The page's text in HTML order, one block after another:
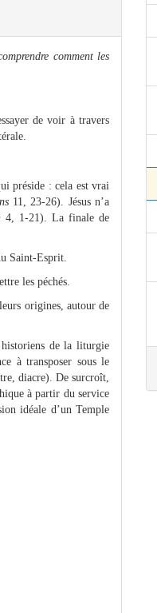
comment les
de voir à travers
préside : cela est vrai
11, 23-26). Jésus n’a
4, 1-21). La finale de
Saint-Esprit.
les péchés.
origines, autour de
de la liturgie
à transposer sous le
diacre). De surcroît,
à partir du service
idéale d’un Temple